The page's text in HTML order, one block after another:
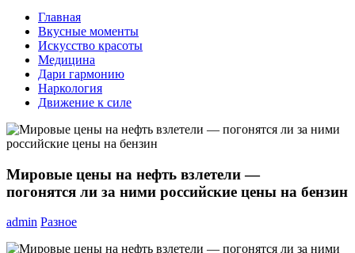
Главная
Вкусные моменты
Искусство красоты
Медицина
Дари гармонию
Наркология
Движение к силе
Мировые цены на нефть взлетели —
погонятся ли за ними российские цены на бензин
admin Разное